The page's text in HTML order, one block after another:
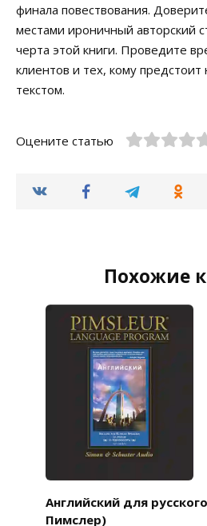
финала повествования.
местами ироничный авторский
черта этой книги. Проведите
клиентов и тех, кому
текстом.
Оцените статью
Похожие
Английский для
Пимслер)